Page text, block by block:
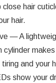
hair
hair.
— A
and your
show your